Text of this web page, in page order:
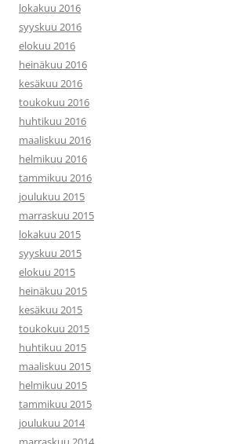
lokakuu 2016
syyskuu 2016
elokuu 2016
heinäkuu 2016
kesäkuu 2016
toukokuu 2016
huhtikuu 2016
maaliskuu 2016
helmikuu 2016
tammikuu 2016
joulukuu 2015
marraskuu 2015
lokakuu 2015
syyskuu 2015
elokuu 2015
heinäkuu 2015
kesäkuu 2015
toukokuu 2015
huhtikuu 2015
maaliskuu 2015
helmikuu 2015
tammikuu 2015
joulukuu 2014